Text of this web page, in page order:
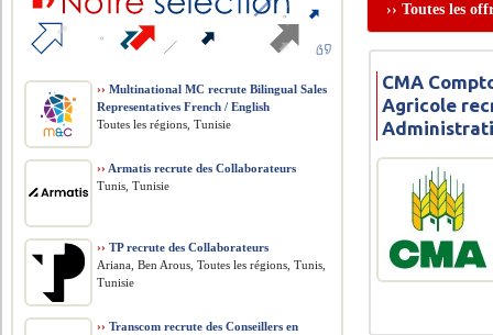
›› Toutes les
CMA
Agricole
›› Multinational MC recrute Bilingual Sales
Representatives French / English
Toutes les régions, Tunisie
›› Armatis recrute des Collaborateurs
Tunis, Tunisie
›› TP recrute des Collaborateurs
Ariana, Ben Arous, Toutes les régions, Tunis,
Tunisie
›› Transcom recrute des Conseillers en